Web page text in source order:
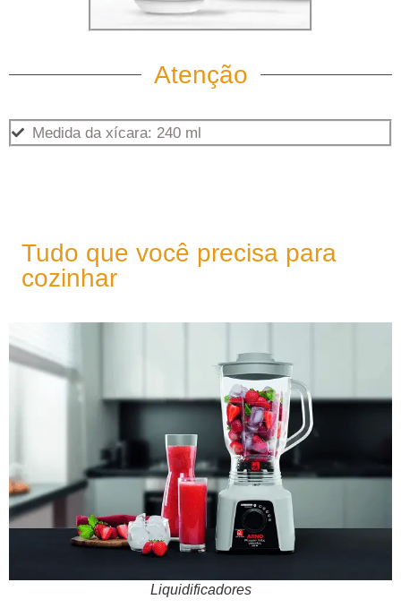
Atenção
Medida da xícara: 240 ml
Tudo que você precisa para
cozinhar
Liquidificadores